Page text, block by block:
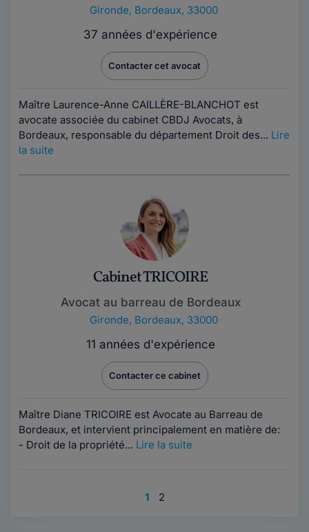
Gironde, Bordeaux, 33000
37 années d'expérience
Contacter cet avocat
Maître Laurence-Anne CAILLÈRE-BLANCHOT est
avocate associée du cabinet CBDJ Avocats, à
Bordeaux, responsable du département Droit des... Lire
la suite
Cabinet TRICOIRE
Avocat au barreau de Bordeaux
Gironde, Bordeaux, 33000
11 années d'expérience
Contacter ce cabinet
Maître Diane TRICOIRE est Avocate au Barreau de
Bordeaux, et intervient principalement en matière de:
- Droit de la propriété... Lire la suite
1 2